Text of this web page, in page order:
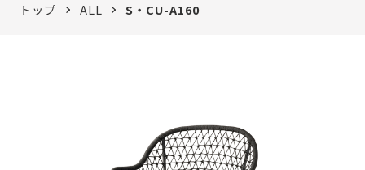
トップ ALL S・CU-A160